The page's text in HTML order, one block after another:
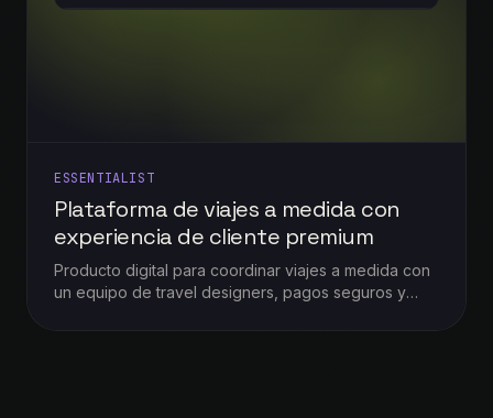
ESSENTIALIST
Plataforma de viajes a medida con
experiencia de cliente premium
Producto digital para coordinar viajes a medida con
un equipo de travel designers, pagos seguros y